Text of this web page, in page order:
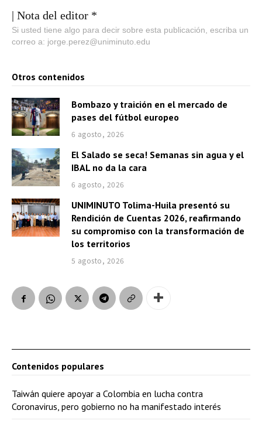
| Nota del editor *
Si usted tiene algo para decir sobre esta publicación, escriba un
correo a: jorge.perez@uniminuto.edu
Otros contenidos
Bombazo y traición en el mercado de
pases del fútbol europeo
6 agosto, 2026
El Salado se seca! Semanas sin agua y el
IBAL no da la cara
6 agosto, 2026
UNIMINUTO Tolima-Huila presentó su
Rendición de Cuentas 2026, reafirmando
su compromiso con la transformación de
los territorios
5 agosto, 2026
Contenidos populares
Taiwán quiere apoyar a Colombia en lucha contra
Coronavirus, pero gobierno no ha manifestado interés